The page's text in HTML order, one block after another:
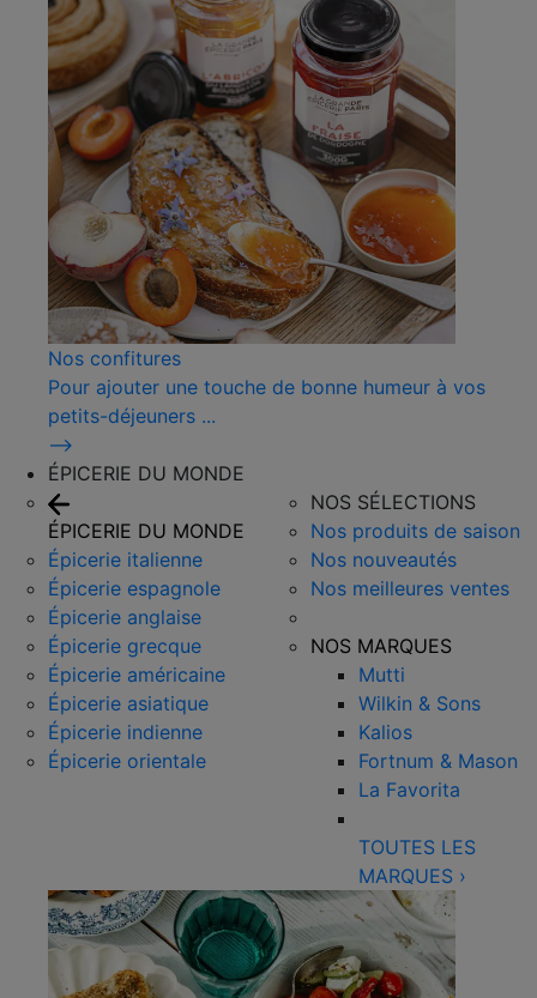
Nos confitures
Pour ajouter une touche de bonne humeur à vos
petits-déjeuners ...
⟶
ÉPICERIE DU MONDE
ÉPICERIE DU MONDE
Épicerie italienne
Épicerie espagnole
Épicerie anglaise
Épicerie grecque
Épicerie américaine
Épicerie asiatique
Épicerie indienne
Épicerie orientale
NOS SÉLECTIONS
Nos produits de saison
Nos nouveautés
Nos meilleures ventes
NOS MARQUES
Mutti
Wilkin & Sons
Kalios
Fortnum & Mason
La Favorita
TOUTES LES
MARQUES ›